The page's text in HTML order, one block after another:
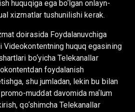
huquqiga ega bo‘lgan onlayn-
xizmatlar tushunilishi kerak.
doirasida Foydalanuvchiga
huquq egasining
bo‘yicha Telekanallar
foydalanish
shu jumladan, lekin bu bilan
muddat davomida maʼlum
qo‘shimcha Telekanallar